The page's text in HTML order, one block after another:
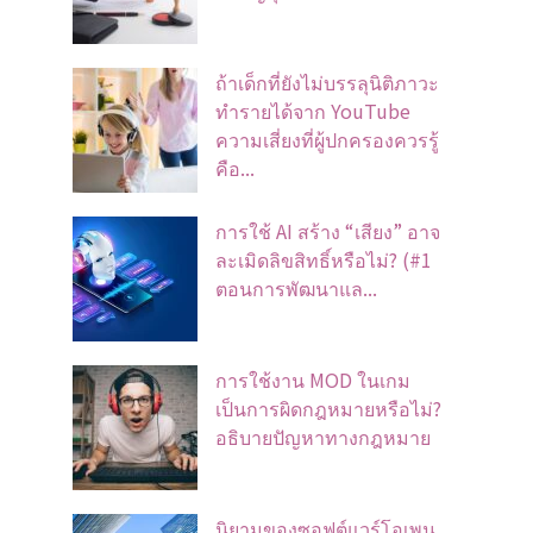
ถ้าเด็กที่ยังไม่บรรลุนิติภาวะ
ทำรายได้จาก YouTube
ความเสี่ยงที่ผู้ปกครองควรรู้
คือ...
การใช้ AI สร้าง “เสียง” อาจ
ละเมิดลิขสิทธิ์หรือไม่? (#1
ตอนการพัฒนาแล...
การใช้งาน MOD ในเกม
เป็นการผิดกฎหมายหรือไม่?
อธิบายปัญหาทางกฎหมาย